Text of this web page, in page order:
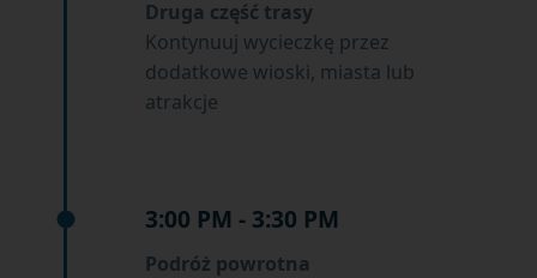
Druga część trasy
Kontynuuj wycieczkę przez
dodatkowe wioski, miasta lub
atrakcje
3:00 PM - 3:30 PM
Podróż powrotna